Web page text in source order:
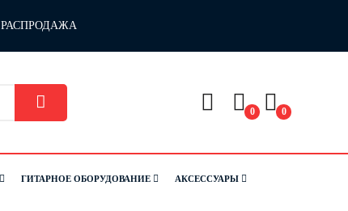
РАСПРОДАЖА
0 0
ГИТАРНОЕ ОБОРУДОВАНИЕ АКСЕССУАРЫ